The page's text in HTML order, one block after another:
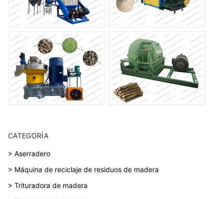
CATEGORÍA
> Aserradero
> Máquina de reciclaje de residuos de madera
> Trituradora de madera